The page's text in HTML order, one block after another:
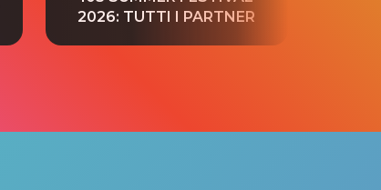
2026: TUTTI I PARTNER